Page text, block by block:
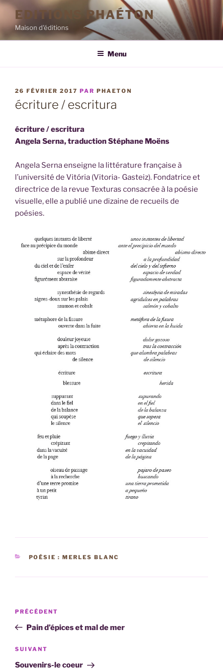
Aller
contenu
principal
EDITIONS PHAÉTON
Maison d'éditions
Menu
PUBLIÉ
LE
26 FÉVRIER 2017 PAR PHAETON
écriture / escritura
écriture / escritura
Angela Serna, traduction Stéphane Moëns
Angela Serna enseigne la littérature française à
l’université de Vitória (Vitoria- Gasteiz). Fondatrice et
directrice de la revue Texturas consacrée à la poésie
visuelle, elle a publié une dizaine de recueils de
poésies.
CATÉGORIES
POÉSIE : MERLES BLANC
Navigation
l’article
Article
précédent
PRÉCÉDENT
Pain d’épices et mal de mer
Article
suivant
SUIVANT
Souvenirs-le coeur